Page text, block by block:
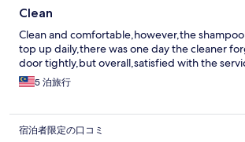
Clean
Clean and comfortable,however,the
top up daily,there was one day the cleaner
door tightly,but overall,satisfied with the
5 泊旅行
宿泊者限定の口コミ